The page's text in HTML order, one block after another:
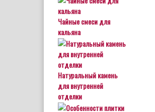
Чайные смеси для
кальяна
Натуральный камень
для внутренней
отделки